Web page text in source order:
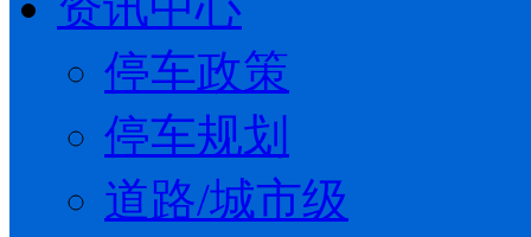
停车政策
停车规划
道路/城市级